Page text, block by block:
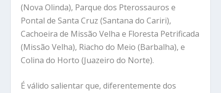
(Nova Olinda), Parque dos Pterossauros e
Pontal de Santa Cruz (Santana do Cariri),
Cachoeira de Missão Velha e Floresta Petrificada
(Missão Velha), Riacho do Meio (Barbalha), e
Colina do Horto (Juazeiro do Norte).
É válido salientar que, diferentemente dos